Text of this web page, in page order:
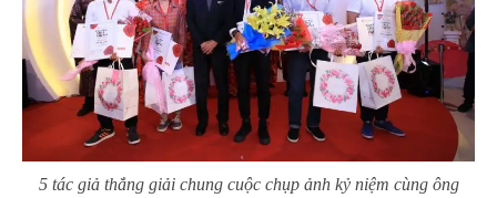
5 tác giả thắng giải chung cuộc chụp ảnh kỷ niệm cùng ông